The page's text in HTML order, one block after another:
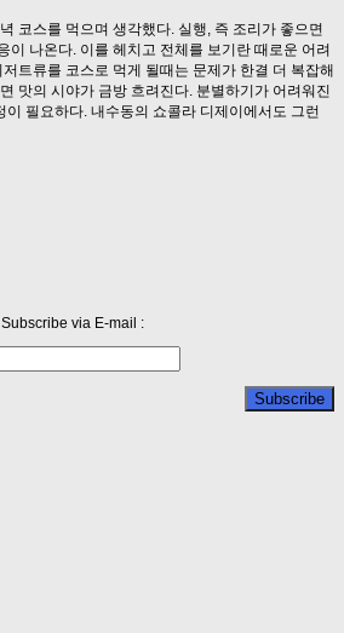
코스를 먹으며 생각했다. 실행, 즉 조리가 좋으면
이 나온다. 이를 헤치고 전체를 보기란 때로운 어려
트류를 코스로 먹게 될때는 문제가 한결 더 복잡해
맛의 시야가 금방 흐려진다. 분별하기가 어려워진
이 필요하다. 내수동의 쇼콜라 디제이에서도 그런
Subscribe via E-mail :